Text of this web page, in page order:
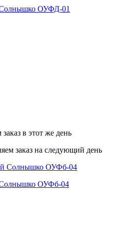
Солнышко ОУФД-01
заказ в этот же день
заказ на следующий день
Солнышко ОУФб-04